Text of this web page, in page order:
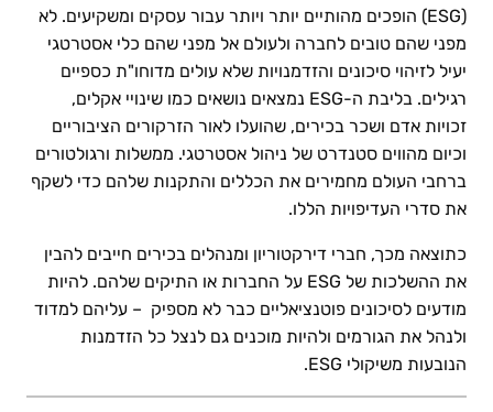
(ESG) הופכים מהותיים יותר ויותר עבור עסקים ומשקיעים. לא
מפני שהם טובים לחברה ולעולם אל מפני שהם כלי אסטרטגי
יעיל לזיהוי סיכונים והזדמנויות שלא עולים מדוחו"ת כספיים
רגילים. בליבת ה-ESG נמצאים נושאים כמו שינויי אקלים,
זכויות אדם ושכר בכירים, שהועלו לאור הזרקורים הציבוריים
וכיום מהווים סטנדרט של ניהול אסטרטגי. ממשלות ורגולטורים
ברחבי העולם מחמירים את הכללים והתקנות שלהם כדי לשקף
את סדרי העדיפויות הללו.
כתוצאה מכך, חברי דירקטוריון ומנהלים בכירים חייבים להבין
את ההשלכות של ESG על החברות או התיקים שלהם. להיות
מודעים לסיכונים פוטנציאליים כבר לא מספיק – עליהם למדוד
ולנהל את הגורמים ולהיות מוכנים גם לנצל כל הזדמנות
הנובעות משיקולי ESG.